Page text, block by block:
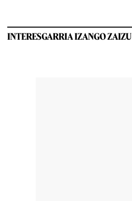
INTERESGARRIA IZANGO ZAIZU